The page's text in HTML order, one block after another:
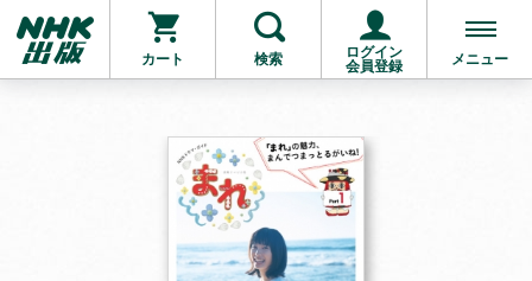
カート 検索
ログイン
会員登録
メニュー
お支払いに進む